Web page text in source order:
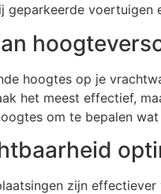
geparkeerde voertuigen
hoogtes op je
het meest effectief,
om te bepalen
zijn